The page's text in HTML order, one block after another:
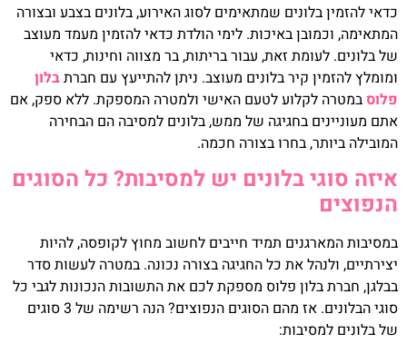
כדאי להזמין בלונים שמתאימים לסוג האירוע, בלונים בצבע ובצורה
המתאימה, וכמובן באיכות. לימי הולדת כדאי להזמין מעמד מעוצב
של בלונים. לעומת זאת, עבור בריתות, בר מצווה וחינות, כדאי
ומומלץ להזמין קיר בלונים מעוצב. ניתן להתייעץ עם חברתבלון
פלוסבמטרה לקלוע לטעם האישי ולמטרה המספקת. ללא ספק, אם
אתם מעוניינים בחגיגה של ממש, בלונים למסיבה הם הבחירה
המובילה ביותר, בחרו בצורה חכמה.
איזה סוגי בלונים יש למסיבות? כל הסוגים
הנפוצים
במסיבות המארגנים תמיד חייבים לחשוב מחוץ לקופסה, להיות
יצירתיים, ולנהל את כל החגיגה בצורה נכונה. במטרה לעשות סדר
בבלגן, חברת בלון פלוס מספקת לכם את התשובות הנכונות לגבי כל
סוגי הבלונים. אז מהם הסוגים הנפוצים? הנה רשימה של 3 סוגים
של בלונים למסיבות: